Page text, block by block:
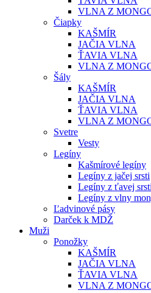
VLNA Z
Čiapky
KAŠMÍR
JAČIA VLNA
ŤAVIA VLNA
VLNA Z
Šály
KAŠMÍR
JAČIA VLNA
ŤAVIA VLNA
VLNA Z
Svetre
Vesty
Legíny
Kašmírové legíny
Legíny z jačej srsti
Legíny z ťavej srsti
Legíny z vlny
Ľadvinové pásy
Darček k MDŽ
Muži
Ponožky
KAŠMÍR
JAČIA VLNA
ŤAVIA VLNA
VLNA Z